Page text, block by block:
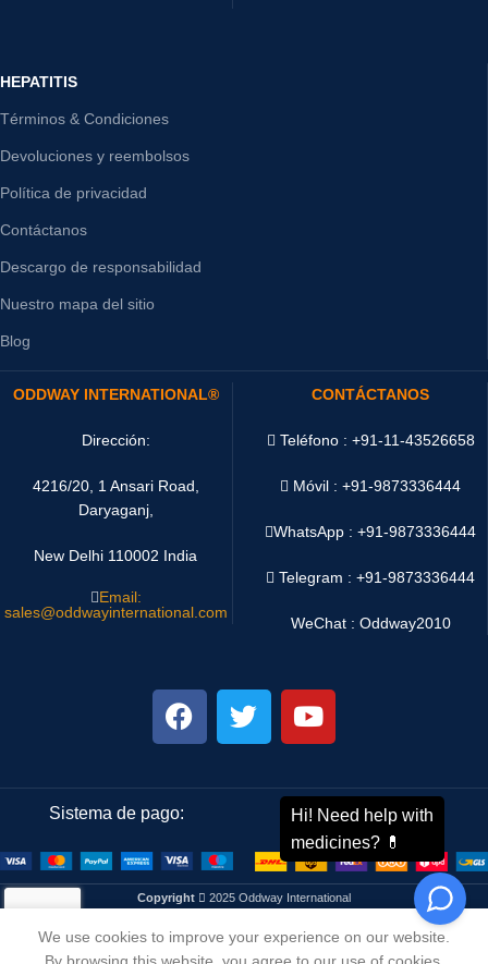
HEPATITIS
Términos & Condiciones
Devoluciones y reembolsos
Política de privacidad
Contáctanos
Descargo de responsabilidad
Nuestro mapa del sitio
Blog
ODDWAY INTERNATIONAL®
Dirección:
4216/20, 1 Ansari Road,
Daryaganj,
New Delhi 110002 India
Email:
sales@oddwayinternational.com
CONTÁCTANOS
Teléfono : +91-11-43526658
Móvil : +91-9873336444
WhatsApp :+91-9873336444
Telegram : +91-9873336444
WeChat : Oddway2010
Sistema de pago: Sistema de envío:
Copyright 2025 Oddway International
We use cookies to improve your experience on our website.
By browsing this website, you agree to our use of cookies.